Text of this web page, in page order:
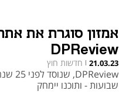
אמזון סוגרת את
DPReview
21.03.23
| חדשות חוץ
שבועות - ותוכנו יימחק